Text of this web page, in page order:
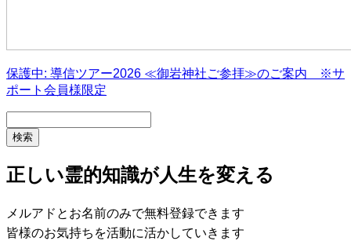
保護中: 導信ツアー2026 ≪御岩神社ご参拝≫のご案内 ※サ
ポート会員様限定
正しい霊的知識が人生を変える
メルアドとお名前のみで無料登録できます
皆様のお気持ちを活動に活かしていきます